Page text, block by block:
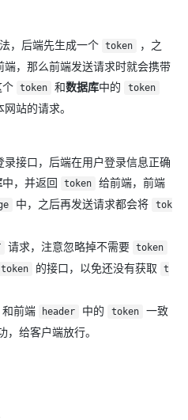
，后端先生成一个 token
，之
端，那么前端发送请求时就会携带
个 token 和数据库中的 token
站的请求。
接口，后端在用户登录信息正确
中，并返回 token
给前端，前端
中，之后再发送请求都会将
tok
请求，注意忽略掉不需要 token
token 的接口，以免还没有获取
t
和前端 header 中的 token
一致
给客户端放行。